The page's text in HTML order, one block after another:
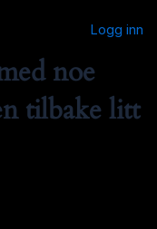
Logg inn
noe
tilbake litt